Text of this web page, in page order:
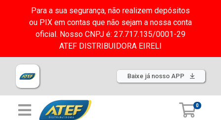
Para a sua segurança, não realizem depósitos
ou PIX em contas que não sejam a nossa conta
oficial. Nosso CNPJ é: 27.717.135/0001-29
ATEF DISTRIBUIDORA EIRELI
Baixe já nosso APP
0